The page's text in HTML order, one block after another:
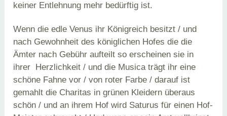
keiner Entlehnung mehr bedürftig ist.
Wenn die edle Venus ihr Königreich besitzt / und
nach Gewohnheit des königlichen Hofes die die
Ämter nach Gebühr aufteilt so erscheinen sie in
ihrer Herzlichkeit / und die Musica trägt ihr eine
schöne Fahne vor / von roter Farbe / darauf ist
gemahlt die Charitas in grünen Kleidern überaus
schön / und an ihrem Hof wird Saturus für einen Hof-